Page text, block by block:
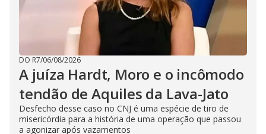
DO R7/06/08/2026
A juíza Hardt, Moro e o incômodo
tendão de Aquiles da Lava-Jato
Desfecho desse caso no CNJ é uma espécie de tiro de
misericórdia para a história de uma operação que passou
a agonizar após vazamentos